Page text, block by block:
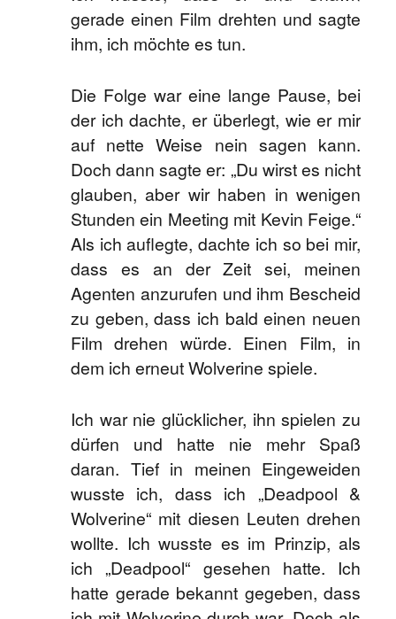
gerade einen Film drehten und sagte
ihm, ich möchte es tun.
Die Folge war eine lange Pause, bei
der ich dachte, er überlegt, wie er mir
auf nette Weise nein sagen kann.
Doch dann sagte er: „Du wirst es nicht
glauben, aber wir haben in wenigen
Stunden ein Meeting mit Kevin Feige.“
Als ich auflegte, dachte ich so bei mir,
dass es an der Zeit sei, meinen
Agenten anzurufen und ihm Bescheid
zu geben, dass ich bald einen neuen
Film drehen würde. Einen Film, in
dem ich erneut Wolverine spiele.
Ich war nie glücklicher, ihn spielen zu
dürfen und hatte nie mehr Spaß
daran. Tief in meinen Eingeweiden
wusste ich, dass ich „Deadpool &
Wolverine“ mit diesen Leuten drehen
wollte. Ich wusste es im Prinzip, als
ich „Deadpool“ gesehen hatte. Ich
hatte gerade bekannt gegeben, dass